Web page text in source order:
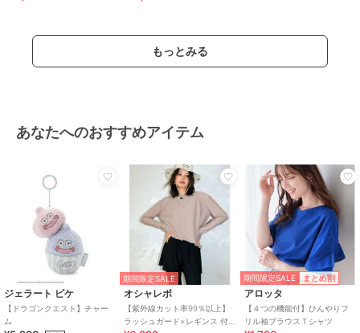
特徴
アウター・ジャケット・コート
/ ポリエステル素材
地/長袖/ショールカラー/ダ
ウール/ポリエステル素材
無
長袖/ショールカラー
ダ
ブルブレスト/ストレート
ジュアル
セレモニー・入学式・
卒業式/ひざ丈（トップス）
原産国
もっとみる
あなたへのおすすめアイテム
ジェラート ピケ
【ドラゴンクエスト】チャー
ム
期間限定SALE
オシャレボ
【紫外線カット率99％以上】
ラッシュガード×レギンス 付
期間限定SALE まとめ割
アロッタ
【４つの機能付】ひんやりフ
リル袖ブラウスＴシャツ